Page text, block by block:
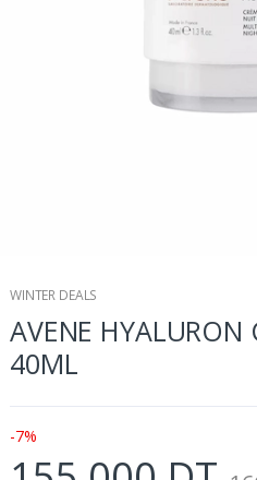
WINTER DEALS
AVENE HYALURON
40ML
-7%